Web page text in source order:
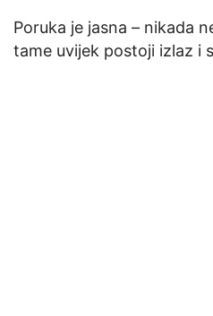
Poruka je jasna – nikada
tame uvijek postoji izlaz i